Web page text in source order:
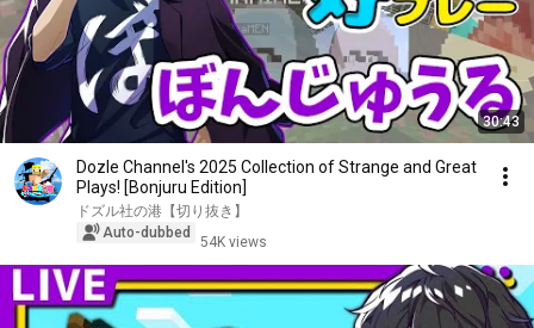
30:43
Dozle Channel's 2025 Collection of Strange and Great
Plays! [Bonjuru Edition]
ドズル社の港【切り抜き】
Auto-dubbed
54K views